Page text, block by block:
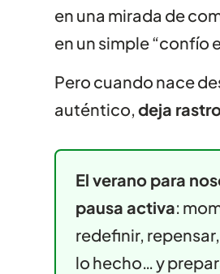
en una mirada de
en un simple “confío
Pero cuando nace
auténtico, deja
El verano para
pausa activa:
redefinir,
lo hecho… y